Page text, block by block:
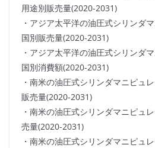
用途別販売量(2020-2031)
・アジア太平洋の油圧式シリンダ
国別販売量(2020-2031)
・アジア太平洋の油圧式シリンダ
国別消費額(2020-2031)
・南米の油圧式シリンダマニピュ
販売量(2020-2031)
・南米の油圧式シリンダマニピュ
売量(2020-2031)
・南米の油圧式シリンダマニピュ